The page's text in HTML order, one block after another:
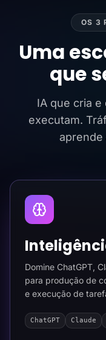
OS 3
Uma
que
IA que cria
executam.
aprende
Domine ChatGPT,
para produção de
e execução de
ChatGPT Claude